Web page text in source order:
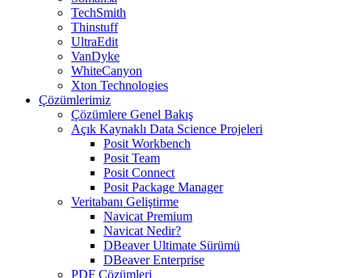
TechSmith
Thinstuff
UltraEdit
VanDyke
WhiteCanyon
Xton Technologies
Çözümlerimiz
Çözümlere Genel Bakış
Açık Kaynaklı Data Science Projeleri
Posit Workbench
Posit Team
Posit Connect
Posit Package Manager
Veritabanı Geliştirme
Navicat Premium
Navicat Nedir?
DBeaver Ultimate Sürümü
DBeaver Enterprise
PDF Çözümleri